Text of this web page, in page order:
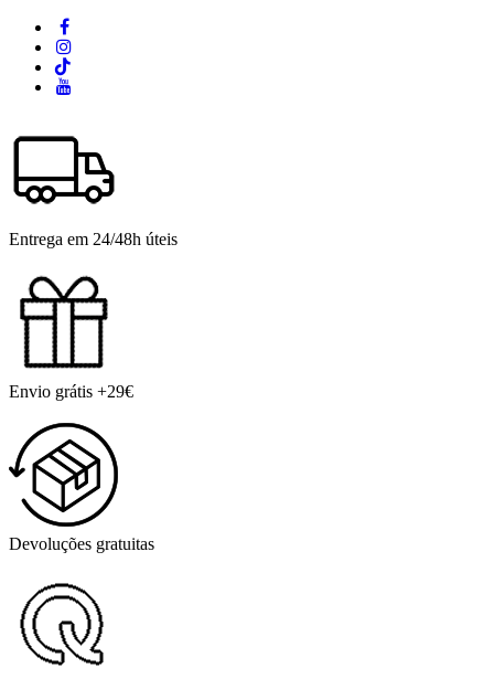
Entrega em 24/48h úteis
Envio grátis +29€
Devoluções gratuitas